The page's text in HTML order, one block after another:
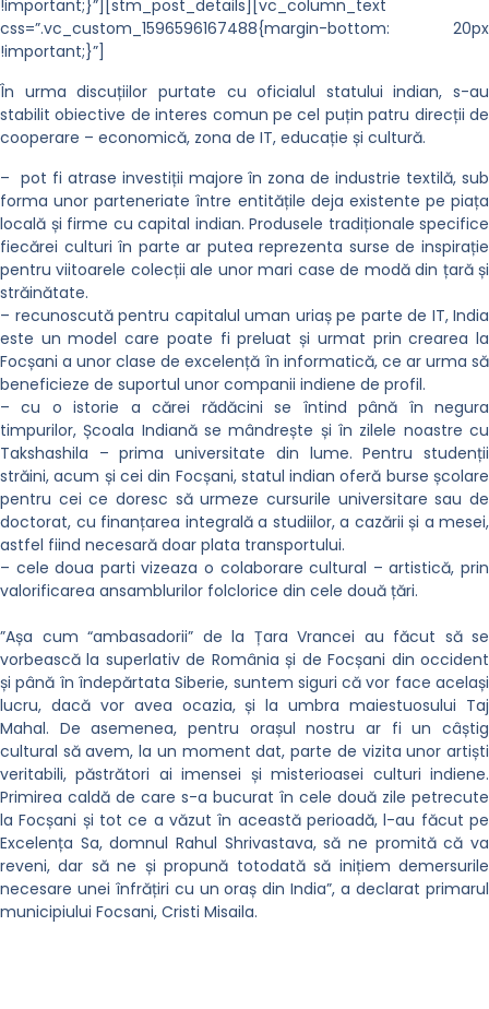
!important;}”][stm_post_details][vc_column_text
css=”.vc_custom_1596596167488{margin-bottom: 20px
!important;}”]
În urma discuțiilor purtate cu oficialul statului indian, s-au
stabilit obiective de interes comun pe cel puțin patru direcții de
cooperare – economică, zona de IT, educație și cultură.
– pot fi atrase investiții majore în zona de industrie textilă, sub
forma unor parteneriate între entitățile deja existente pe piața
locală și firme cu capital indian. Produsele tradiționale specifice
fiecărei culturi în parte ar putea reprezenta surse de inspirație
pentru viitoarele colecții ale unor mari case de modă din țară și
străinătate.
– recunoscută pentru capitalul uman uriaș pe parte de IT, India
este un model care poate fi preluat și urmat prin crearea la
Focșani a unor clase de excelență în informatică, ce ar urma să
beneficieze de suportul unor companii indiene de profil.
– cu o istorie a cărei rădăcini se întind până în negura
timpurilor, Școala Indiană se mândrește și în zilele noastre cu
Takshashila – prima universitate din lume. Pentru studenții
străini, acum și cei din Focșani, statul indian oferă burse școlare
pentru cei ce doresc să urmeze cursurile universitare sau de
doctorat, cu finanțarea integrală a studiilor, a cazării și a mesei,
astfel fiind necesară doar plata transportului.
– cele doua parti vizeaza o colaborare cultural – artistică, prin
valorificarea ansamblurilor folclorice din cele două țări.
”Așa cum “ambasadorii” de la Țara Vrancei au făcut să se
vorbească la superlativ de România și de Focșani din occident
și până în îndepărtata Siberie, suntem siguri că vor face același
lucru, dacă vor avea ocazia, și la umbra maiestuosului Taj
Mahal. De asemenea, pentru orașul nostru ar fi un câștig
cultural să avem, la un moment dat, parte de vizita unor artiști
veritabili, păstrători ai imensei și misterioasei culturi indiene.
Primirea caldă de care s-a bucurat în cele două zile petrecute
la Focșani și tot ce a văzut în această perioadă, l-au făcut pe
Excelența Sa, domnul Rahul Shrivastava, să ne promită că va
reveni, dar să ne și propună totodată să inițiem demersurile
necesare unei înfrățiri cu un oraș din India”, a declarat primarul
municipiului Focsani, Cristi Misaila.